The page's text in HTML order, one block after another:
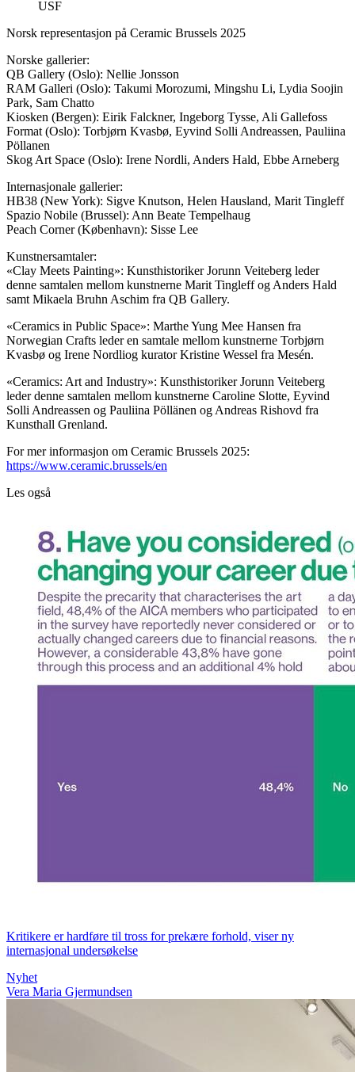
USF
Norsk representasjon på Ceramic Brussels 2025
Norske gallerier:
QB Gallery (Oslo): Nellie Jonsson
RAM Galleri (Oslo): Takumi Morozumi, Mingshu Li, Lydia Soojin
Park, Sam Chatto
Kiosken (Bergen): Eirik Falckner, Ingeborg Tysse, Ali Gallefoss
Format (Oslo): Torbjørn Kvasbø, Eyvind Solli Andreassen, Pauliina
Pöllanen
Skog Art Space (Oslo): Irene Nordli, Anders Hald, Ebbe Arneberg
Internasjonale gallerier:
HB38 (New York): Sigve Knutson, Helen Hausland, Marit Tingleff
Spazio Nobile (Brussel): Ann Beate Tempelhaug
Peach Corner (København): Sisse Lee
Kunstnersamtaler:
«Clay Meets Painting»: Kunsthistoriker Jorunn Veiteberg leder
denne samtalen mellom kunstnerne Marit Tingleff og Anders Hald
samt Mikaela Bruhn Aschim fra QB Gallery.
«Ceramics in Public Space»: Marthe Yung Mee Hansen fra
Norwegian Crafts leder en samtale mellom kunstnerne Torbjørn
Kvasbø og Irene Nordliog kurator Kristine Wessel fra Mesén.
«Ceramics: Art and Industry»: Kunsthistoriker Jorunn Veiteberg
leder denne samtalen mellom kunstnerne Caroline Slotte, Eyvind
Solli Andreassen og Pauliina Pöllänen og Andreas Rishovd fra
Kunsthall Grenland.
For mer informasjon om Ceramic Brussels 2025:
https://www.ceramic.brussels/en
Les også
Kritikere er hardføre til tross for prekære forhold, viser ny
internasjonal undersøkelse
Nyhet
Vera Maria Gjermundsen